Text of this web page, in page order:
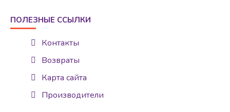
ПОЛЕЗНЫЕ ССЫЛКИ
Контакты
Возвраты
Карта сайта
Производители